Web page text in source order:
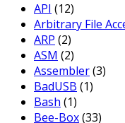
API (12)
Arbitrary File
ARP (2)
ASM (2)
Assembler(3)
BadUSB (1)
Bash (1)
Bee-Box(33)